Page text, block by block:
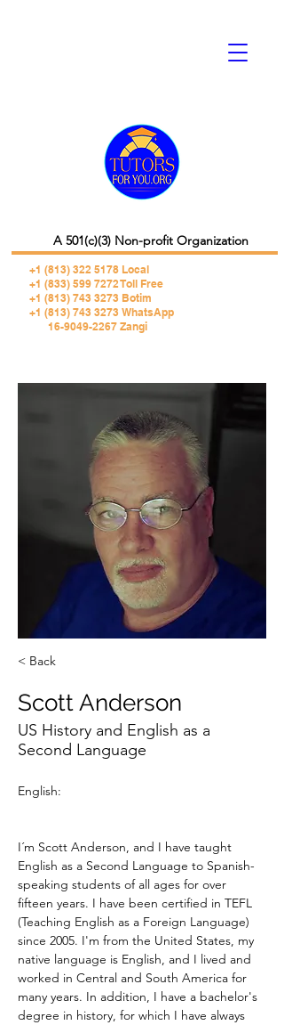
+1 (813) 322 5178 Local
+1 (833) 599 7272 Toll Free
+1 (813) 743 3273 Botim
+1 (813) 743 3273 WhatsApp
16-9049-2267 Zangi
A 501(c)(3) Non-profit Organization
< Back
Scott Anderson
US History and English as a
Second Language
English:
I´m Scott Anderson, and I have taught
English as a Second Language to Spanish-
speaking students of all ages for over
fifteen years. I have been certified in TEFL
(Teaching English as a Foreign Language)
since 2005. I'm from the United States, my
native language is English, and I lived and
worked in Central and South America for
many years. In addition, I have a bachelor's
degree in history, for which I have always